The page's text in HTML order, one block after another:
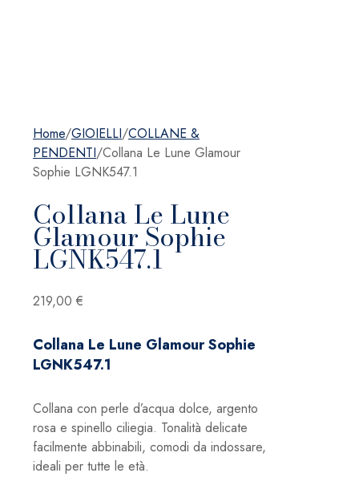
Home/GIOIELLI/COLLANE &
PENDENTI/Collana Le Lune Glamour
Sophie LGNK547.1
Collana Le Lune
Glamour Sophie
LGNK547.1
219,00 €
Collana Le Lune Glamour Sophie
LGNK547.1
Collana con perle d’acqua dolce, argento
rosa e spinello ciliegia. Tonalità delicate
facilmente abbinabili, comodi da indossare,
ideali per tutte le età.